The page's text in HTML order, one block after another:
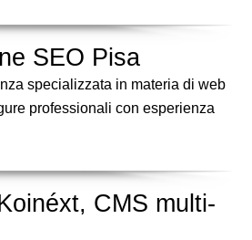
SEO Pisa
specializzata in materia di web
professionali con esperienza
CMS multi-